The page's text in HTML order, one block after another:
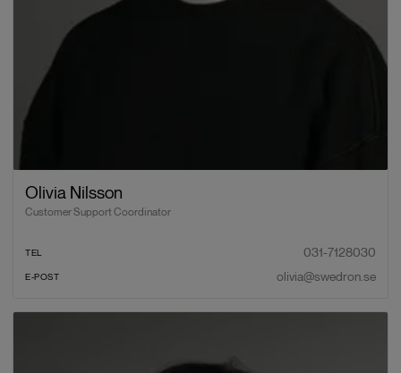
Olivia Nilsson
Customer Support Coordinator
TEL 031-7128030
E-POST olivia@swedron.se